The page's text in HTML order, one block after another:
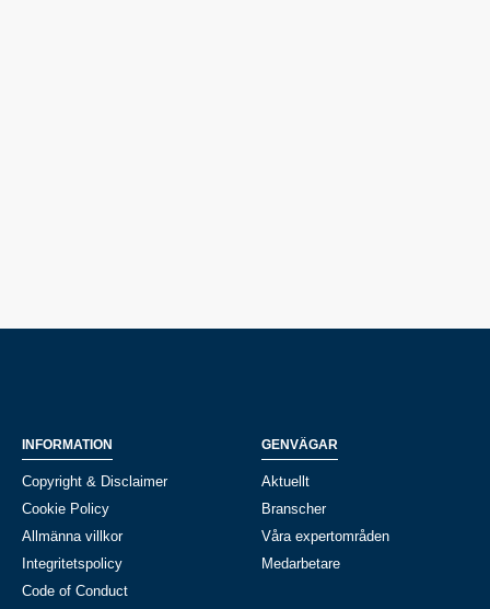
INFORMATION
Copyright & Disclaimer
Cookie Policy
Allmänna villkor
Integritetspolicy
Code of Conduct
GENVÄGAR
Aktuellt
Branscher
Våra expertområden
Medarbetare